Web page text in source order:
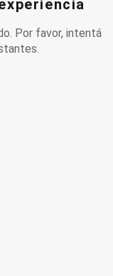
Por favor, intentá